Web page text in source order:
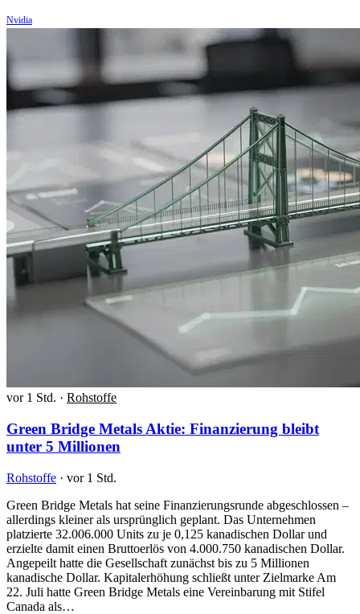
Nvidia
vor 1 Std. · Rohstoffe
Green Bridge Metals Aktie: Finanzierung bleibt
unter 5 Millionen
Rohstoffe · vor 1 Std.
Green Bridge Metals hat seine Finanzierungsrunde abgeschlossen –
allerdings kleiner als ursprünglich geplant. Das Unternehmen
platzierte 32.006.000 Units zu je 0,125 kanadischen Dollar und
erzielte damit einen Bruttoerlös von 4.000.750 kanadischen Dollar.
Angepeilt hatte die Gesellschaft zunächst bis zu 5 Millionen
kanadische Dollar. Kapitalerhöhung schließt unter Zielmarke Am
22. Juli hatte Green Bridge Metals eine Vereinbarung mit Stifel
Canada als…